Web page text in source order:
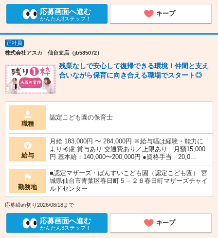
応募画面へ進む
かんたん3ステップ！
キープ
正社員
株式会社アスカ 仙台支店（jb585072）
残業なしで安心して復帰できる環境！仲間と支え
合いながら保育に向き合える職場でスタート◎
職種
認定こども園の保育士
給与
月給 183,000円 〜 284,000円 ※給与幅は経験・能力に
より考慮 賞与あり 交通費あり／上限あり 月額15,000
円 基本給：140,000〜200,000円 ●資格手当 20,0...
勤務地
■認定マザーズ・ばんすいこども園（認定こども園） 宮
城県仙台市青葉区春日町５－２６春日町マザーズチャイ
ルドセンター
応募締め切り2026/08/18まで
応募画面へ進む
かんたん3ステップ！
キープ